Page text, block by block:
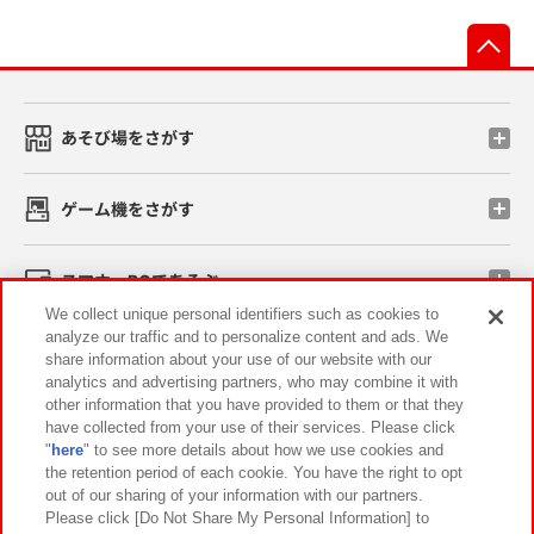
あそび場をさがす
ゲーム機をさがす
スマホ・PCであそぶ
イベント・キャンペーン
関連会社 サステナビリティ サイトポリシー
プライバシーポリシー ウェブアクセシビリティ方針と検証結果
We collect unique personal identifiers such as cookies to
analyze our traffic and to personalize content and ads. We
share information about your use of our website with our
analytics and advertising partners, who may combine it with
other information that you have provided to them or that they
have collected from your use of their services. Please click
" here" to see more details about how we use cookies and
the retention period of each cookie. You have the right to opt
out of our sharing of your information with our partners.
Please click [Do Not Share My Personal Information] to